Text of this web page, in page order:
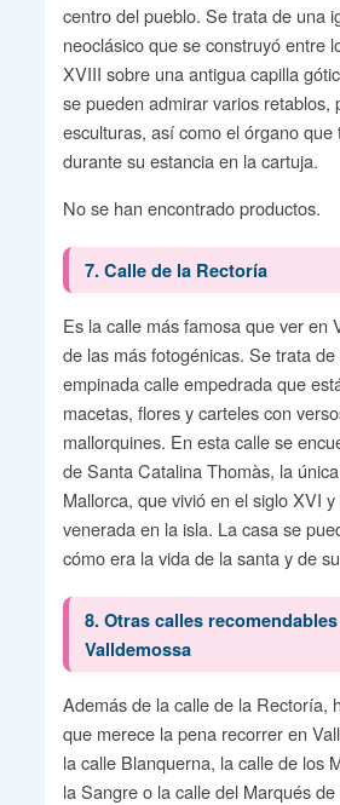
centro del pueblo. Se trata de una
neoclásico que se construyó entre
XVIII sobre una antigua capilla
se pueden admirar varios retablos,
esculturas, así como el órgano que
durante su estancia en la cartuja.
No se han encontrado productos.
7. Calle de la Rectoría
Es la calle más famosa que ver en
de las más fotogénicas. Se trata
empinada calle empedrada que
macetas, flores y carteles con
mallorquines. En esta calle se
de Santa Catalina Thomàs, la
Mallorca, que vivió en el siglo XVI
venerada en la isla. La casa se
cómo era la vida de la santa y de
8. Otras calles
Valldemossa
Además de la calle de la Rectoría,
que merece la pena recorrer en
la calle Blanquerna, la calle de los
la Sangre o la calle del Marqués